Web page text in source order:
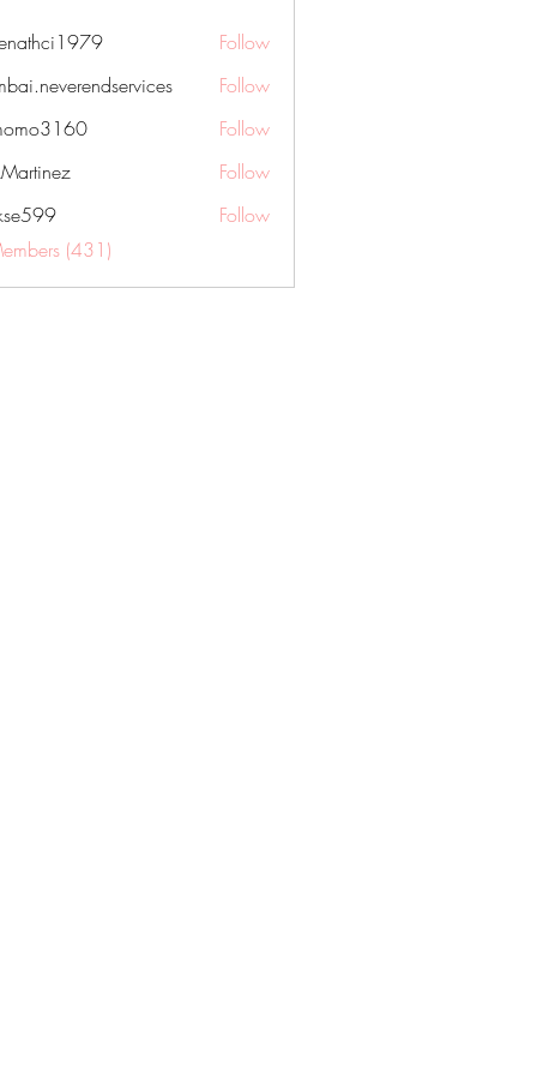
Follow
Follow
Follow
Follow
Follow
(431)